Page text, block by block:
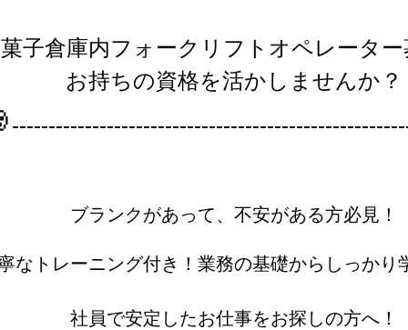
子倉庫内フォークリフトオペレーター
お持ちの資格を活かしませんか？
----------
ブランクがあって、不安がある方必見！
なトレーニング付き！業務の基礎からしっかり
社員で安定したお仕事をお探しの方へ！